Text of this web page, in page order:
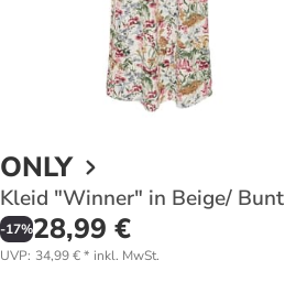
ONLY
Kleid "Winner" in Beige/ Bunt
-17%28,99 €
UVP: 34,99 €* inkl. MwSt.